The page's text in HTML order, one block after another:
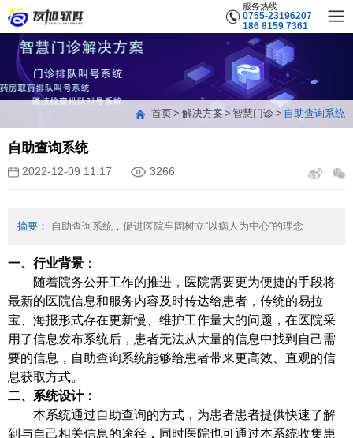
服务热线
0755-23196207
186 8159 7361
首页 解决方案 智慧门诊 自助查询系统
自助查询系统
2022-12-09 11:17 3266
摘要： 自助查询系统，促进医院牢固树立“以病人为中心”的理念
一、行业背景 ：
随着院务公开工作的推进，医院需要更为便捷的手段将
最新的医院信息和服务内容及时传达给患者，传统的易拉
宝、海报形式存在更新慢、维护工作量大的问题，在医院采
用了信息发布系统后，患者无法从大量的信息中找到自己需
要的信息，自助查询系统能够给患者带来更高效、直观的信
息获取方式。
二、系统设计：
本系统通过自助查询的方式，为患者患者提供快速了解
到与自己相关信息的途径，同时医院也可通过本系统收集患